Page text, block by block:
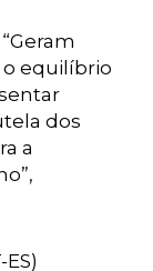
equilíbrio
dos
a